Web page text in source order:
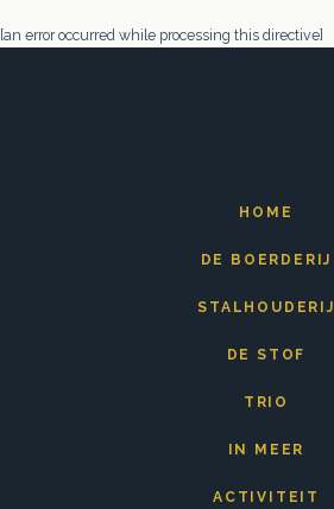
[an error occurred while processing this directive]
HOME
DE BOERDERIJ
STALHOUDERIJ
DE STOF
TRIO
IN MEER
ACTIVITEIT